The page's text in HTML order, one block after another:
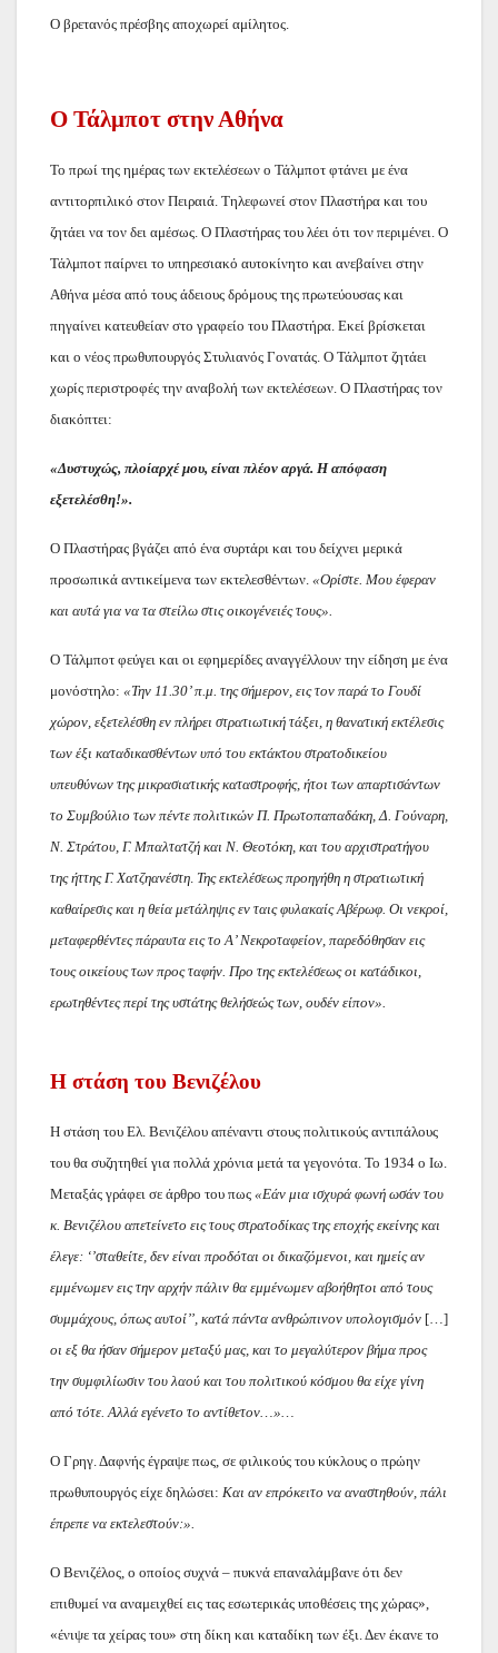
Ο βρετανός πρέσβης αποχωρεί αμίλητος.
Ο Τάλμποτ στην Αθήνα
Το πρωί της ημέρας των εκτελέσεων ο Τάλμποτ φτάνει με ένα
αντιτορπιλικό στον Πειραιά. Τηλεφωνεί στον Πλαστήρα και του
ζητάει να τον δει αμέσως. Ο Πλαστήρας του λέει ότι τον περιμένει. Ο
Τάλμποτ παίρνει το υπηρεσιακό αυτοκίνητο και ανεβαίνει στην
Αθήνα μέσα από τους άδειους δρόμους της πρωτεύουσας και
πηγαίνει κατευθείαν στο γραφείο του Πλαστήρα. Εκεί βρίσκεται
και ο νέος πρωθυπουργός Στυλιανός Γονατάς. Ο Τάλμποτ ζητάει
χωρίς περιστροφές την αναβολή των εκτελέσεων. Ο Πλαστήρας τον
διακόπτει:
«Δυστυχώς, πλοίαρχέ μου, είναι πλέον αργά. Η απόφαση
εξετελέσθη!».
Ο Πλαστήρας βγάζει από ένα συρτάρι και του δείχνει μερικά
προσωπικά αντικείμενα των εκτελεσθέντων. «Ορίστε. Μου έφεραν
και αυτά για να τα στείλω στις οικογένειές τους».
Ο Τάλμποτ φεύγει και οι εφημερίδες αναγγέλλουν την είδηση με ένα
μονόστηλο: «Την 11.30’ π.μ. της σήμερον, εις τον παρά το Γουδί
χώρον, εξετελέσθη εν πλήρει στρατιωτική τάξει, η θανατική εκτέλεσις
των έξι καταδικασθέντων υπό του εκτάκτου στρατοδικείου
υπευθύνων της μικρασιατικής καταστροφής, ήτοι των απαρτισάντων
το Συμβούλιο των πέντε πολιτικών Π. Πρωτοπαπαδάκη, Δ. Γούναρη,
Ν. Στράτου, Γ. Μπαλτατζή και Ν. Θεοτόκη, και του αρχιστρατήγου
της ήττης Γ. Χατζηανέστη. Της εκτελέσεως προηγήθη η στρατιωτική
καθαίρεσις και η θεία μετάληψις εν ταις φυλακαίς Αβέρωφ. Οι νεκροί,
μεταφερθέντες πάραυτα εις το Α’ Νεκροταφείον, παρεδόθησαν εις
τους οικείους των προς ταφήν. Προ της εκτελέσεως οι κατάδικοι,
ερωτηθέντες περί της υστάτης θελήσεώς των, ουδέν είπον».
Η στάση του Βενιζέλου
Η στάση του Ελ. Βενιζέλου απέναντι στους πολιτικούς αντιπάλους
του θα συζητηθεί για πολλά χρόνια μετά τα γεγονότα. Το 1934 ο Ιω.
Μεταξάς γράφει σε άρθρο του πως «Εάν μια ισχυρά φωνή ωσάν του
κ. Βενιζέλου απετείνετο εις τους στρατοδίκας της εποχής εκείνης και
έλεγε: ‘’σταθείτε, δεν είναι προδόται οι δικαζόμενοι, και ημείς αν
εμμένωμεν εις την αρχήν πάλιν θα εμμένωμεν αβοήθητοι από τους
συμμάχους, όπως αυτοί’’, κατά πάντα ανθρώπινον υπολογισμόν […]
οι εξ θα ήσαν σήμερον μεταξύ μας, και το μεγαλύτερον βήμα προς
την συμφιλίωσιν του λαού και του πολιτικού κόσμου θα είχε γίνη
από τότε. Αλλά εγένετο το αντίθετον…»…
Ο Γρηγ. Δαφνής έγραψε πως, σε φιλικούς του κύκλους ο πρώην
πρωθυπουργός είχε δηλώσει: Και αν επρόκειτο να αναστηθούν, πάλι
έπρεπε να εκτελεστούν:».
Ο Βενιζέλος, ο οποίος συχνά – πυκνά επαναλάμβανε ότι δεν
επιθυμεί να αναμειχθεί εις τας εσωτερικάς υποθέσεις της χώρας»,
«ένιψε τα χείρας του» στη δίκη και καταδίκη των έξι. Δεν έκανε το